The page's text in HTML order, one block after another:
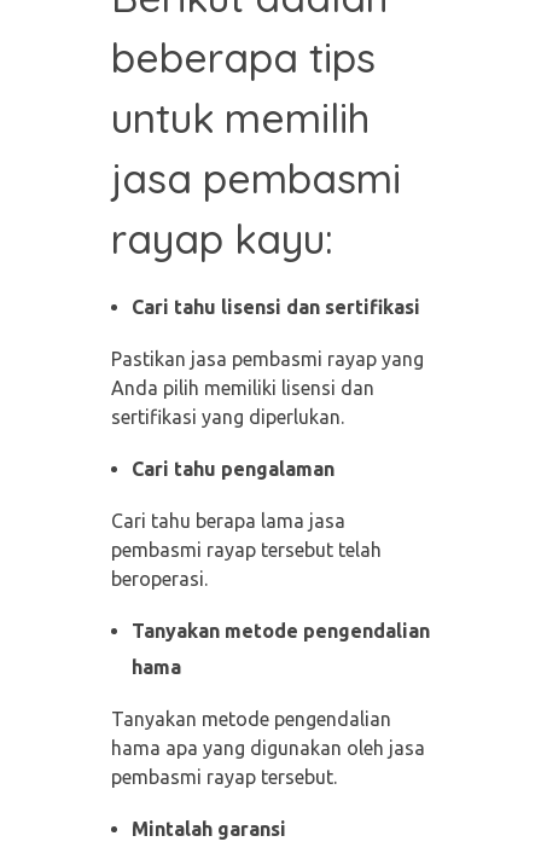
beberapa tips
untuk memilih
jasa pembasmi
rayap kayu:
Cari tahu lisensi dan sertifikasi
Pastikan jasa pembasmi rayap yang
Anda pilih memiliki lisensi dan
sertifikasi yang diperlukan.
Cari tahu pengalaman
Cari tahu berapa lama jasa
pembasmi rayap tersebut telah
beroperasi.
Tanyakan metode pengendalian
hama
Tanyakan metode pengendalian
hama apa yang digunakan oleh jasa
pembasmi rayap tersebut.
Mintalah garansi